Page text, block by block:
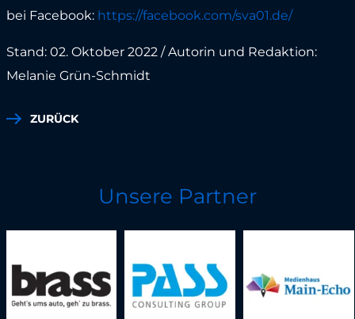
bei Facebook: https://facebook.com/sva01.de/
Stand: 02. Oktober 2022 / Autorin und Redaktion:
Melanie Grün-Schmidt
ZURÜCK
Unsere Partner